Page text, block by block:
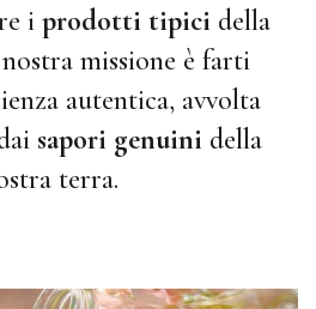
i prodotti tipici della
missione è farti
autentica, avvolta
sapori genuini della
terra.